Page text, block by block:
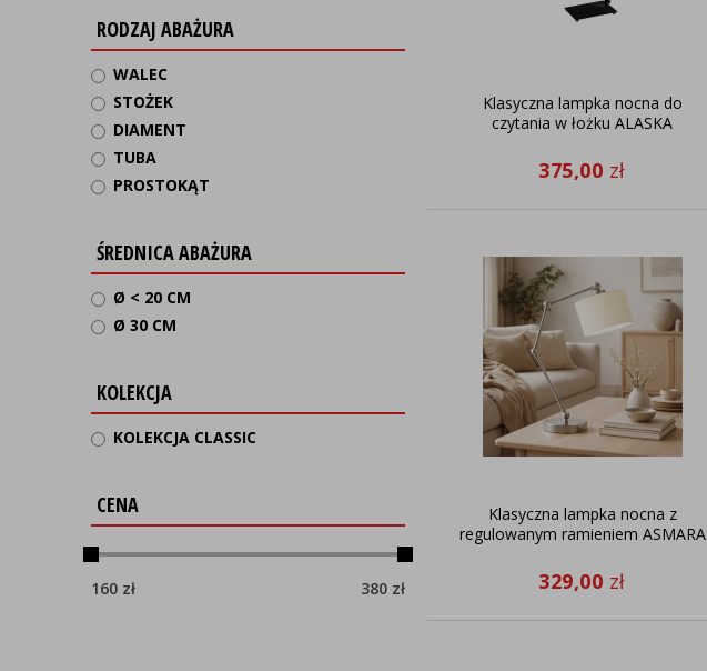
RODZAJ ABAŻURA
WALEC
STOŻEK
DIAMENT
TUBA
PROSTOKĄT
ŚREDNICA ABAŻURA
Ø < 20 CM
Ø 30 CM
KOLEKCJA
KOLEKCJA CLASSIC
CENA
160 zł 380 zł
Klasyczna lampka nocna do
czytania w łożku ALASKA
375,00 zł
Klasyczna lampka nocna z
regulowanym ramieniem ASMARA
329,00 zł